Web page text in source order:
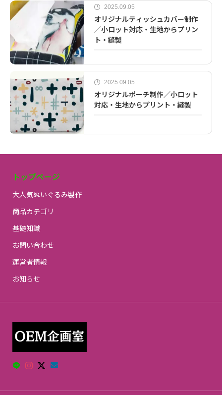
2025.09.05
オリジナルティッシュカバー制作
／小ロット対応・生地からプリン
ト・縫製
2025.09.05
オリジナルポーチ制作／小ロット
対応・生地からプリント・縫製
トップページ
大人気ぬいぐるみ製作
商品カテゴリ
基礎知識
お問い合わせ
運営者情報
お知らせ